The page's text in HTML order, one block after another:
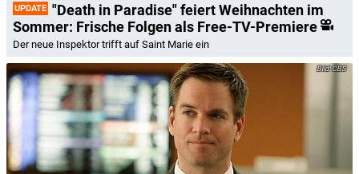
UPDATE "Death in Paradise" feiert Weihnachten im
Sommer: Frische Folgen als Free-TV-Premiere
Der neue Inspektor trifft auf Saint Marie ein
CBS